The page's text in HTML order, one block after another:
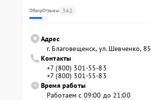
ОбзорОтзывы 342
Адрес
г. Благовещенск, ул. Шевченко, 85
Контакты
+7 (800) 301-55-83
+7 (800) 301-55-83
Время работы
Работаем с 09:00 до 21:00